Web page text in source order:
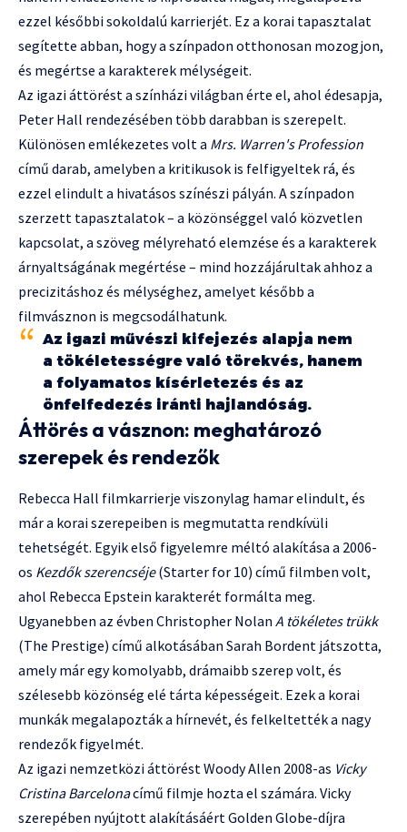
ezzel későbbi sokoldalú karrierjét. Ez a korai tapasztalat
segítette abban, hogy a színpadon otthonosan mozogjon,
és megértse a karakterek mélységeit.
Az igazi áttörést a színházi világban érte el, ahol édesapja,
Peter Hall rendezésében több darabban is szerepelt.
Különösen emlékezetes volt a Mrs. Warren's Profession
című darab, amelyben a kritikusok is felfigyeltek rá, és
ezzel elindult a hivatásos színészi pályán. A színpadon
szerzett tapasztalatok – a közönséggel való közvetlen
kapcsolat, a szöveg mélyreható elemzése és a karakterek
árnyaltságának megértése – mind hozzájárultak ahhoz a
precizitáshoz és mélységhez, amelyet később a
filmvásznon is megcsodálhatunk.
Az igazi művészi kifejezés alapja nem
a tökéletességre való törekvés, hanem
a folyamatos kísérletezés és az
önfelfedezés iránti hajlandóság.
Áttörés a vásznon: meghatározó
szerepek és rendezők
Rebecca Hall filmkarrierje viszonylag hamar elindult, és
már a korai szerepeiben is megmutatta rendkívüli
tehetségét. Egyik első figyelemre méltó alakítása a 2006-
os Kezdők szerencséje(Starter for 10) című filmben volt,
ahol Rebecca Epstein karakterét formálta meg.
Ugyanebben az évben Christopher Nolan A tökéletes trükk
(The Prestige) című alkotásában Sarah Bordent játszotta,
amely már egy komolyabb, drámaibb szerep volt, és
szélesebb közönség elé tárta képességeit. Ezek a korai
munkák megalapozták a hírnevét, és felkeltették a nagy
rendezők figyelmét.
Az igazi nemzetközi áttörést Woody Allen 2008-as Vicky
Cristina Barcelonacímű filmje hozta el számára. Vicky
szerepében nyújtott alakításáért Golden Globe-díjra